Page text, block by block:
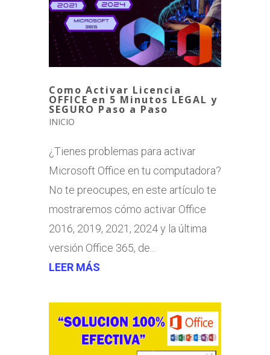
Como Activar Licencia
OFFICE en 5 Minutos LEGAL y
SEGURO Paso a Paso
INICIO
¿Tienes problemas para activar
Microsoft Office en tu computadora?
No te preocupes, en este artículo te
mostraremos cómo activar Office
2016, 2019, 2021, 2024 y la última
versión Office 365, de...
LEER MÁS